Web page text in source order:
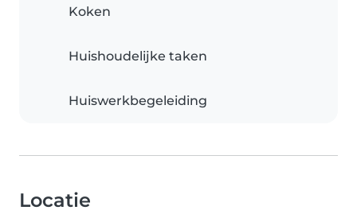
Koken
Huishoudelijke taken
Huiswerkbegeleiding
Locatie